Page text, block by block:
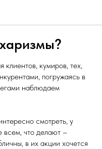
клиентов, кумиров, тех,
погружаясь в
наблюдаем
смотреть, у
всем, что делают –
в их акции хочется